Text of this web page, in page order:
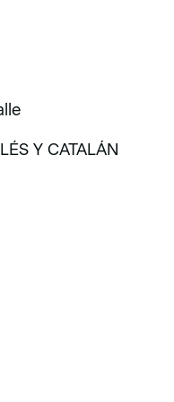
Y CATALÁN